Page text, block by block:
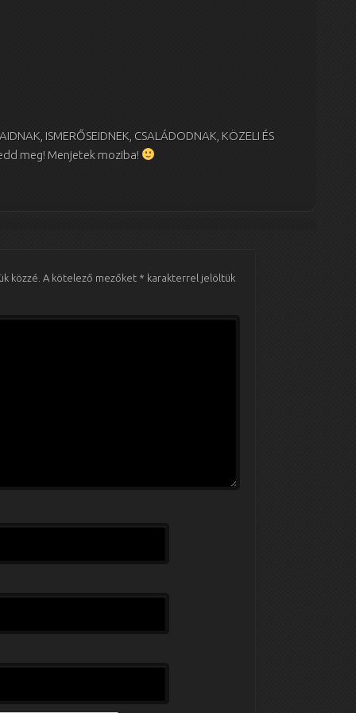
ISMERŐSEIDNEK, CSALÁDODNAK, KÖZELI ÉS
meg! Menjetek moziba!
közzé. A kötelező mezőket * karakterrel jelöltük